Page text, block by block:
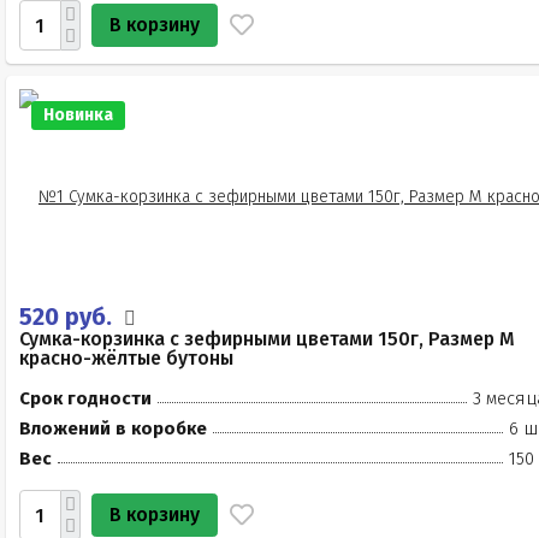
В корзину
Новинка
520 руб.
Сумка-корзинка с зефирными цветами 150г, Размер М
красно-жёлтые бутоны
Срок годности
3
Вложений в коробке
6
Вес
150
В корзину